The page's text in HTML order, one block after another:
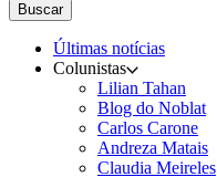
Buscar
Últimas notícias
Colunistas
Lilian Tahan
Blog do Noblat
Carlos Carone
Andreza Matais
Claudia Meireles